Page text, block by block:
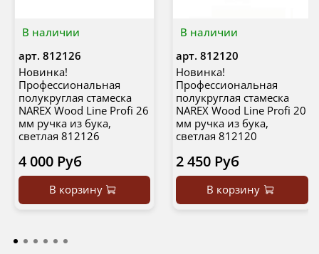
В наличии
арт. 812126
Новинка!
Профессиональная
полукруглая стамеска
NAREX Wood Line Profi 26
мм ручка из бука,
светлая 812126
4 000 Руб
В корзину
В наличии
арт. 812120
Новинка!
Профессиональная
полукруглая стамеска
NAREX Wood Line Profi 20
мм ручка из бука,
светлая 812120
2 450 Руб
В корзину